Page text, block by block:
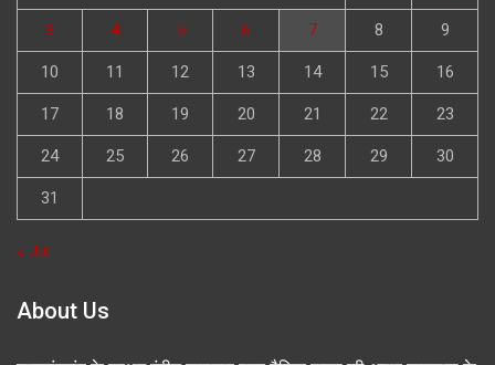
3 4 5 6 7 8 9
10 11 12 13 14 15 16
17 18 19 20 21 22 23
24 25 26 27 28 29 30
31
« Jul
About Us